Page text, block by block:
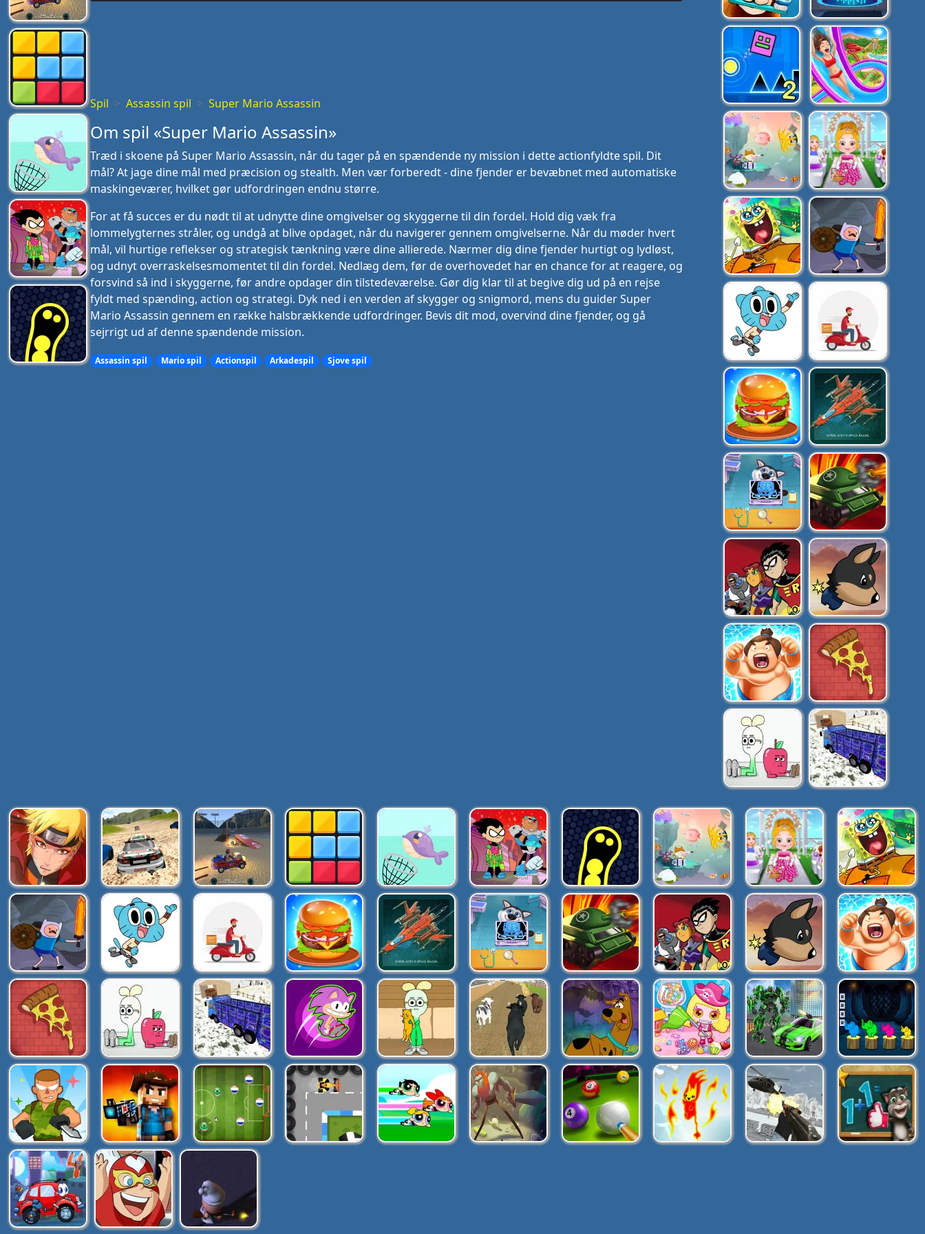
Spil Assassin spil Super Mario Assassin
Om spil «Super Mario Assassin»
Træd i skoene på Super Mario Assassin, når du tager på en spændende ny mission i dette actionfyldte spil. Dit
mål? At jage dine mål med præcision og stealth. Men vær forberedt - dine fjender er bevæbnet med automatiske
maskingeværer, hvilket gør udfordringen endnu større.
For at få succes er du nødt til at udnytte dine omgivelser og skyggerne til din fordel. Hold dig væk fra
lommelygternes stråler, og undgå at blive opdaget, når du navigerer gennem omgivelserne. Når du møder hvert
mål, vil hurtige reflekser og strategisk tænkning være dine allierede. Nærmer dig dine fjender hurtigt og lydløst,
og udnyt overraskelsesmomentet til din fordel. Nedlæg dem, før de overhovedet har en chance for at reagere, og
forsvind så ind i skyggerne, før andre opdager din tilstedeværelse. Gør dig klar til at begive dig ud på en rejse
fyldt med spænding, action og strategi. Dyk ned i en verden af skygger og snigmord, mens du guider Super
Mario Assassin gennem en række halsbrækkende udfordringer. Bevis dit mod, overvind dine fjender, og gå
sejrrigt ud af denne spændende mission.
Assassin spil Mario spil Actionspil Arkadespil Sjove spil